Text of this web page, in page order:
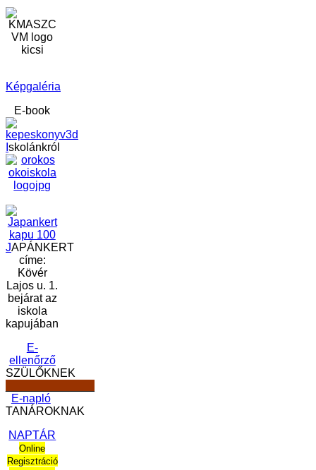
Képgaléria
E-book
skolánkról
JAPÁNKERT
címe:
Kövér
Lajos u. 1.
bejárat az
iskola
kapujában
E-
ellenőrző
SZÜLŐKNEK
E-napló
TANÁROKNAK
NAPTÁR
Online
Regisztráció